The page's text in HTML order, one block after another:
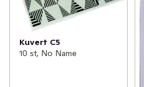
Kuvert C5
10 st, No Name